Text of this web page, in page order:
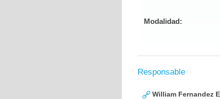
Modalidad:
Responsable
William Fernandez